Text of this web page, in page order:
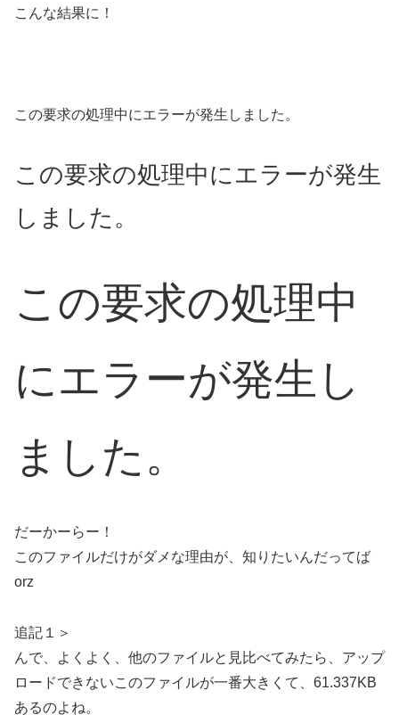
こんな結果に！
この要求の処理中にエラーが発生しました。
この要求の処理中にエラーが発生
しました。
この要求の処理中
にエラーが発生し
ました。
だーかーらー！
このファイルだけがダメな理由が、知りたいんだってば
orz
追記１＞
んで、よくよく、他のファイルと見比べてみたら、アップ
ロードできないこのファイルが一番大きくて、61.337KB
あるのよね。